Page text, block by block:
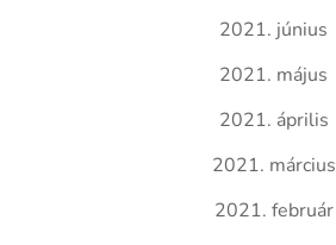
2021. június
2021. május
2021. április
2021. március
2021. február